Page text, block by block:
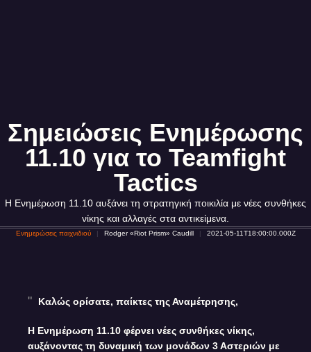
Σημειώσεις Ενημέρωσης
11.10 για το Teamfight
Tactics
Η Ενημέρωση 11.10 αυξάνει τη στρατηγική ποικιλία με νέες συνθήκες
νίκης και αλλαγές στα αντικείμενα.
Ενημερώσεις παιχνιδιού Rodger «Riot Prism» Caudill 2021-05-11T18:00:00.000Z
Καλώς ορίσατε, παίκτες της Αναμέτρησης,
Η Ενημέρωση 11.10 φέρνει νέες συνθήκες νίκης,
αυξάνοντας τη δυναμική των μονάδων 3 Αστεριών με